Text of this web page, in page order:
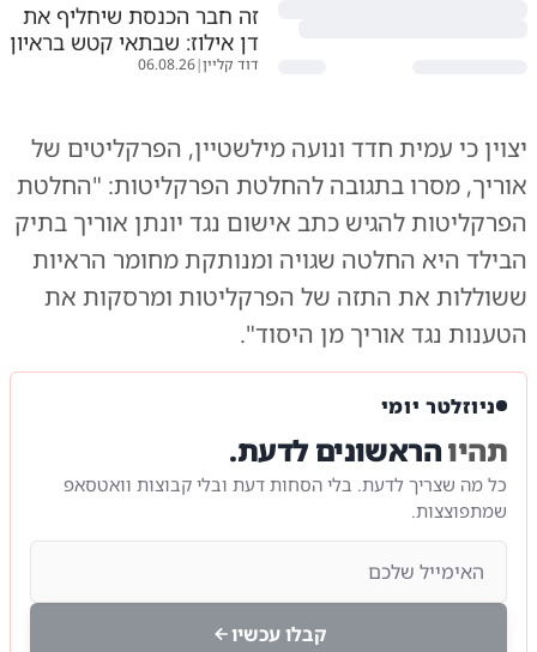
זה חבר הכנסת שיחליף את
דן אילוז: שבתאי קטש בראיון
דוד קליין|
06.08.26
יצוין כי עמית חדד ונועה מילשטיין, הפרקליטים של
אוריך, מסרו בתגובה להחלטת הפרקליטות: "החלטת
הפרקליטות להגיש כתב אישום נגד יונתן אוריך בתיק
הבילד היא החלטה שגויה ומנותקת מחומר הראיות
ששוללות את התזה של הפרקליטות ומרסקות את
הטענות נגד אוריך מן היסוד".
ניוזלטר יומי
תהיוהראשונים לדעת.
כל מה שצריך לדעת. בלי הסחות דעת ובלי קבוצות וואטסאפ
שמתפוצצות.
קבלו עכשיו